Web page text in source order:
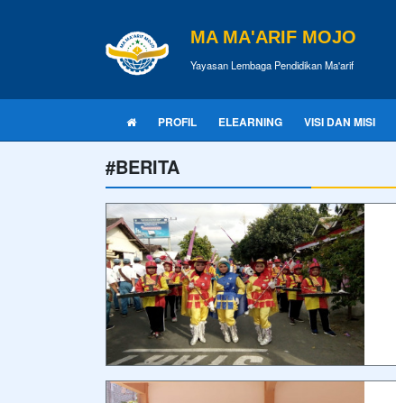
MA MA'ARIF MOJO
Yayasan Lembaga Pendidikan Ma'arif
PROFIL ELEARNING VISI DAN MISI
#BERITA